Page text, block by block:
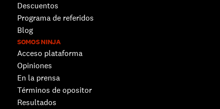
Descuentos
Programa de referidos
Blog
SOMOS NINJA
Acceso plataforma
Opiniones
En la prensa
Términos de opositor
Resultados